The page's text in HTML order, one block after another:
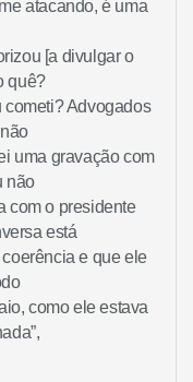
atacando, é uma
[a divulgar o
quê?
cometi? Advogados
uma gravação com
não
com o presidente
está
e que ele
como ele estava